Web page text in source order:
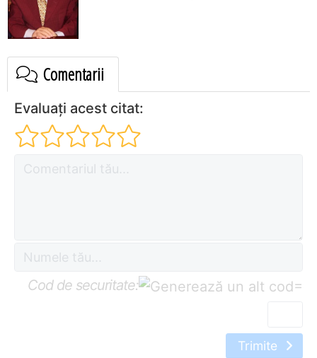
Comentarii
Evaluați acest citat:
Cod de securitate: =
Trimite